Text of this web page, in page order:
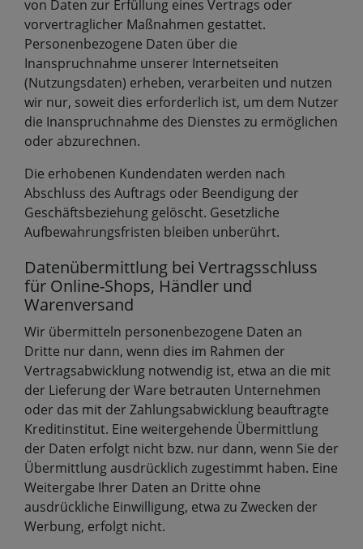
von Daten zur Erfüllung eines Vertrags oder
vorvertraglicher Maßnahmen gestattet.
Personenbezogene Daten über die
Inanspruchnahme unserer Internetseiten
(Nutzungsdaten) erheben, verarbeiten und nutzen
wir nur, soweit dies erforderlich ist, um dem Nutzer
die Inanspruchnahme des Dienstes zu ermöglichen
oder abzurechnen.
Die erhobenen Kundendaten werden nach
Abschluss des Auftrags oder Beendigung der
Geschäftsbeziehung gelöscht. Gesetzliche
Aufbewahrungsfristen bleiben unberührt.
Datenübermittlung bei Vertragsschluss
für Online-Shops, Händler und
Warenversand
Wir übermitteln personenbezogene Daten an
Dritte nur dann, wenn dies im Rahmen der
Vertragsabwicklung notwendig ist, etwa an die mit
der Lieferung der Ware betrauten Unternehmen
oder das mit der Zahlungsabwicklung beauftragte
Kreditinstitut. Eine weitergehende Übermittlung
der Daten erfolgt nicht bzw. nur dann, wenn Sie der
Übermittlung ausdrücklich zugestimmt haben. Eine
Weitergabe Ihrer Daten an Dritte ohne
ausdrückliche Einwilligung, etwa zu Zwecken der
Werbung, erfolgt nicht.